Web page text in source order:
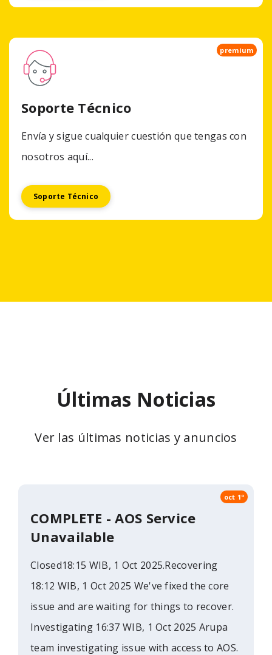
premium
Soporte Técnico
Envía y sigue cualquier cuestión que tengas con
nosotros aquí...
Soporte Técnico
Últimas Noticias
Ver las últimas noticias y anuncios
COMPLETE - AOS Service
Unavailable
Closed18:15 WIB, 1 Oct 2025.Recovering
18:12 WIB, 1 Oct 2025 We've fixed the core
issue and are waiting for things to recover.
Investigating 16:37 WIB, 1 Oct 2025 Arupa
team investigating issue with access to AOS.
oct 1º